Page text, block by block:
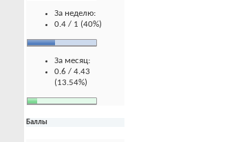
За неделю:
0.4 / 1 (40%)
За месяц:
0.6 / 4.43
(13.54%)
Баллы